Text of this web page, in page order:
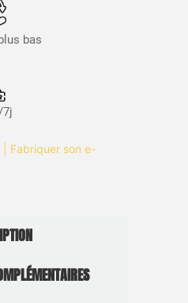
bas
7j
| Fabriquer son e-